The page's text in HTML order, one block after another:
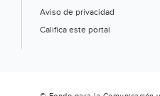
Aviso de privacidad
Califica este portal